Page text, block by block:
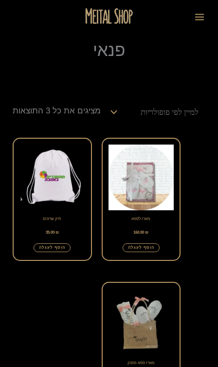
לתוכן
פנאי
מציגים את כל ⁦3⁩ התוצאות
מארז לספא
160.00₪
הוסף לעגלה
תיק שרוכים
35.00 ₪
הוסף לעגלה
מארז ספא מפנק